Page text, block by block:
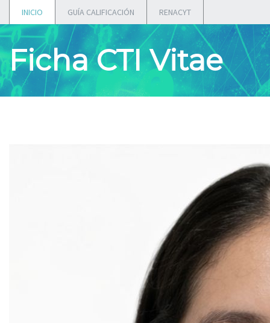
INICIO GUÍA CALIFICACIÓN RENACYT
Ficha CTI Vitae